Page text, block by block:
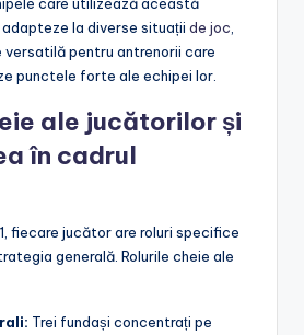
la diverse situații de joc
pentru antrenorii care
punctele forte ale echipei lor.
ale jucătorilor și
în cadrul
fiecare jucător are roluri specifice
generală. Rolurile cheie ale
Trei fundași concentrați pe